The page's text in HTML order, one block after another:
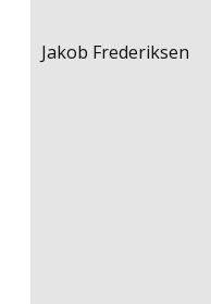
Jakob Frederiksen